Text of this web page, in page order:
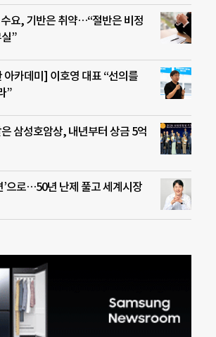
요, 기반은 취약…“절반은 비정
”
아카데미] 이호영 대표 “선의를
”
삼성호암상, 내년부터 상금 5억
’으로…50년 난제 풀고 세계시장